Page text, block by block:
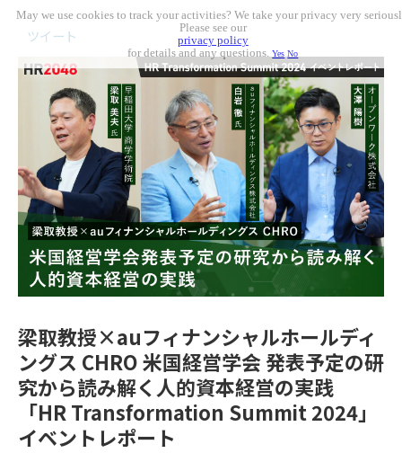
ツイート
梁取教授×auフィナンシャルホールディ
ングス CHRO 米国経営学会 発表予定の研
究から読み解く人的資本経営の実践
「HR Transformation Summit 2024」
イベントレポート
May we use cookies to track your activities? We take your privacy very
Please see our
privacy policy
for details and any questions.Yes No